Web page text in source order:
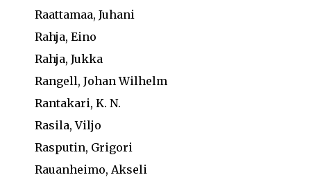
Raattamaa, Juhani
Rahja, Eino
Rahja, Jukka
Rangell, Johan Wilhelm
Rantakari, K. N.
Rasila, Viljo
Rasputin, Grigori
Rauanheimo, Akseli